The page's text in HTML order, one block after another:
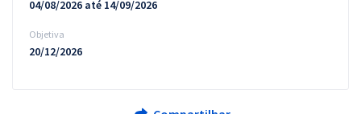
04/08/2026 até 14/09/2026
Objetiva
20/12/2026